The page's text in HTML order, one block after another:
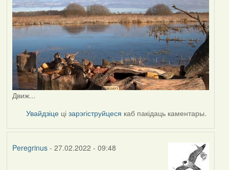
Движ...
Увайдзіце цізарэгіструйцеся каб пакідаць каментары.
Peregrinus- 27.02.2022 - 09:48